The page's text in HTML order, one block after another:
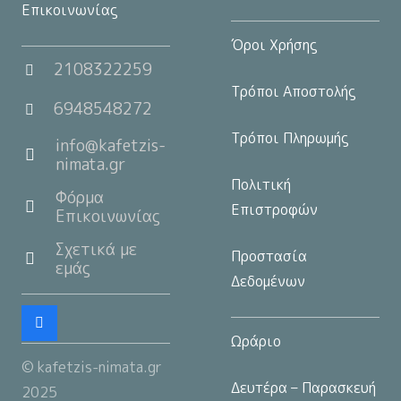
Επικοινωνίας
2108322259
6948548272
info@kafetzis-
nimata.gr
Φόρμα
Επικοινωνίας
Σχετικά με
εμάς
© kafetzis-nimata.gr
2025
Όροι Χρήσης
Τρόποι Αποστολής
Τρόποι Πληρωμής
Πολιτική
Επιστροφών
Προστασία
Δεδομένων
Ωράριο
Δευτέρα – Παρασκευή